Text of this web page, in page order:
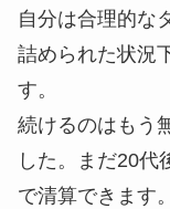
自分は合理的な
詰められた状況
す。
続けるのはもう
した。まだ20代
で清算できます